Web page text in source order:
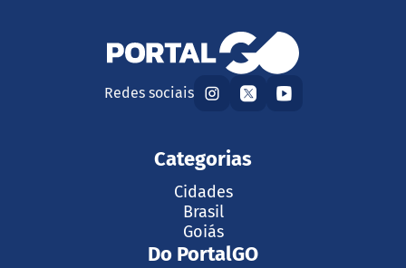
Redes sociais
Categorias
Cidades
Brasil
Goiás
Do PortalGO